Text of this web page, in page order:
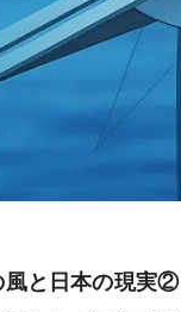
風と日本の現実②